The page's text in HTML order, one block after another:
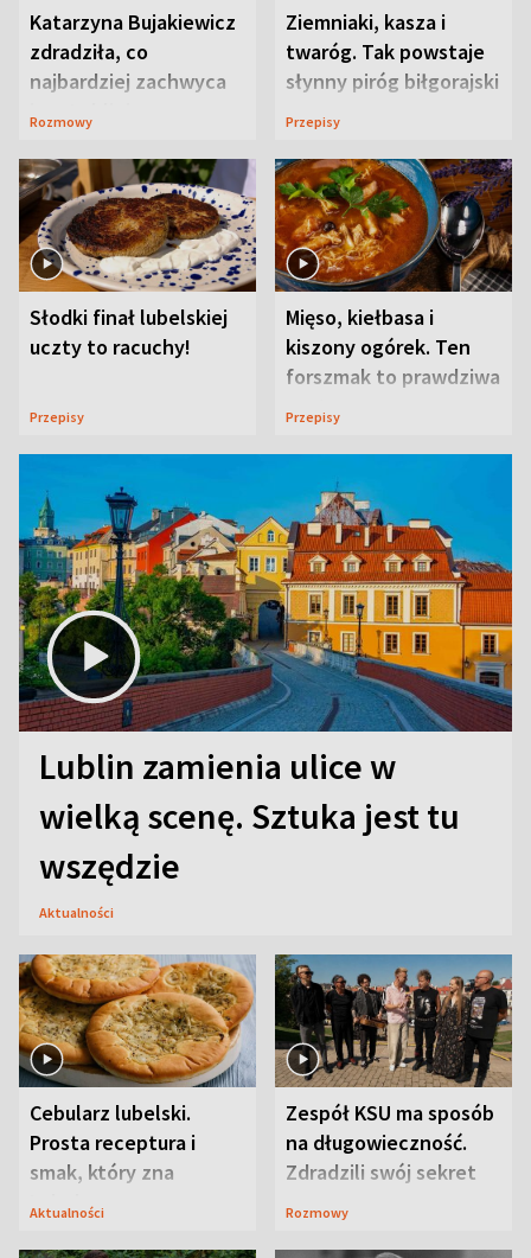
Katarzyna Bujakiewicz
zdradziła, co
najbardziej zachwyca
ją w Lublinie
Rozmowy
Ziemniaki, kasza i
twaróg. Tak powstaje
słynny piróg biłgorajski
Przepisy
Słodki finał lubelskiej
uczty to racuchy!
Przepisy
Mięso, kiełbasa i
kiszony ogórek. Ten
forszmak to prawdziwa
uczta
Przepisy
Lublin zamienia ulice w
wielką scenę. Sztuka jest tu
wszędzie
Aktualności
Cebularz lubelski.
Prosta receptura i
smak, który zna
Lubelszczyzna
Aktualności
Zespół KSU ma sposób
na długowieczność.
Zdradzili swój sekret
Rozmowy